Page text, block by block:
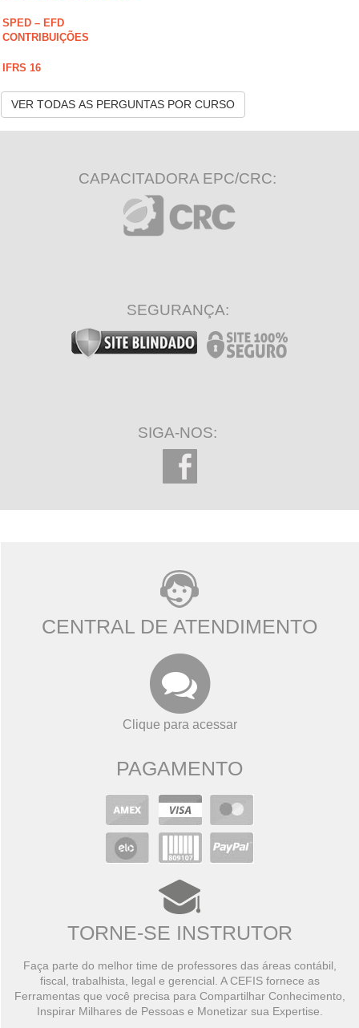
SPED – EFD
CONTRIBUIÇÕES
IFRS 16
VER TODAS AS PERGUNTAS POR CURSO
CAPACITADORA EPC/CRC:
SEGURANÇA:
SIGA-NOS:
CENTRAL DE ATENDIMENTO
Clique para acessar
PAGAMENTO
TORNE-SE INSTRUTOR
Faça parte do melhor time de professores das áreas contábil,
fiscal, trabalhista, legal e gerencial. A CEFIS fornece as
Ferramentas que você precisa para Compartilhar Conhecimento,
Inspirar Milhares de Pessoas e Monetizar sua Expertise.